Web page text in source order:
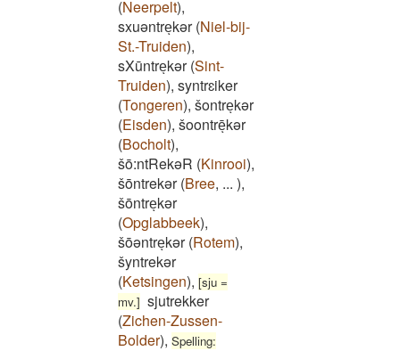
(Neerpelt),
sxuəntreͅkər(Niel-bij-
St.-Truiden),
sXūntreͅkər(Sint-
Truiden), syntrɛiker
(Tongeren), šontreͅkər
(Eisden), šoontrēͅkər
(Bocholt),
šō:ntRekəR (Kinrooi),
šōntrekər(Bree, ... ),
šōntreͅkər
(Opglabbeek),
šōəntreͅkər(Rotem),
šyntrekər
(Ketsingen), [sju =
mv.] sjutrekker
(Zichen-Zussen-
Bolder), Spelling: